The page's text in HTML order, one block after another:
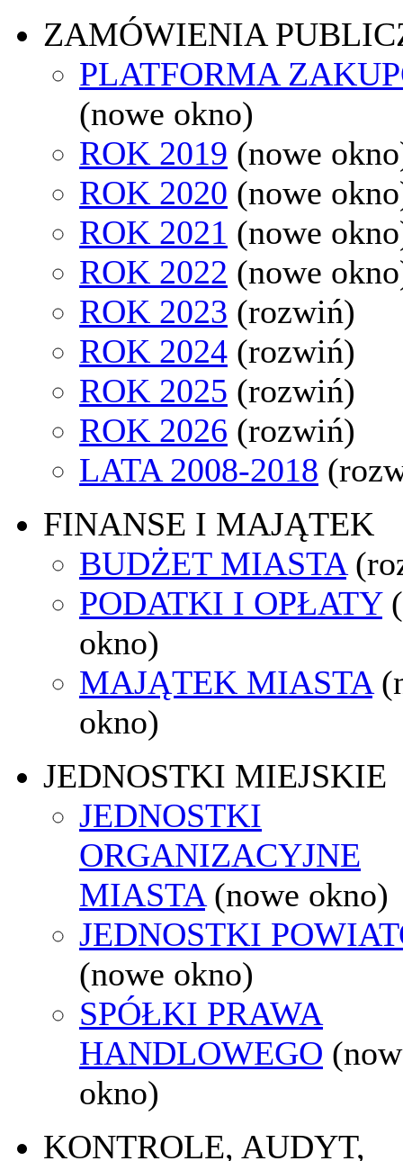
ZAMÓWIENIA
PLATFORMA
(nowe okno)
ROK 2019 (nowe
ROK 2020 (nowe
ROK 2021 (nowe
ROK 2022 (nowe
ROK 2023 (rozwiń)
ROK 2024 (rozwiń)
ROK 2025 (rozwiń)
ROK 2026 (rozwiń)
LATA 2008-2018
FINANSE I MAJĄTEK
BUDŻET MIASTA
PODATKI I OPŁATY
okno)
MAJĄTEK MIASTA
okno)
JEDNOSTKI MIEJSKIE
JEDNOSTKI
ORGANIZACYJNE
MIASTA (nowe okno)
JEDNOSTKI
(nowe okno)
SPÓŁKI PRAWA
HANDLOWEGO
okno)
KONTROLE, AUDYT,